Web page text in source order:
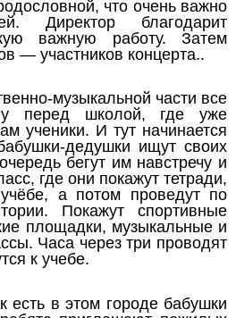
что очень важно
Директор благодарит
важную работу. Затем
— участников концерта..
музыкальной части все
перед школой, где уже
ученики. И тут начинается
дедушки ищут своих
бегут им навстречу и
где они покажут тетради,
а потом проведут по
Покажут спортивные
площадки, музыкальные и
Часа через три проводят
к учебе.
есть в этом городе бабушки